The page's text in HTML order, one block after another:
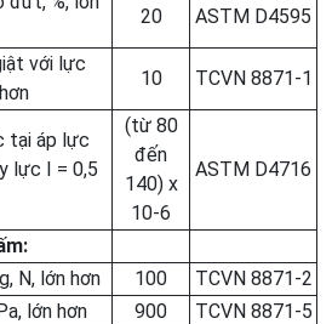
20 ASTM D4595
với lực
10 TCVN 8871-1
tại áp lực
lực I = 0,5
(từ 80
đến
140) x
10-6
ASTM D4716
N, lớn hơn
100
TCVN 8871-2
lớn hơn
900
TCVN 8871-5